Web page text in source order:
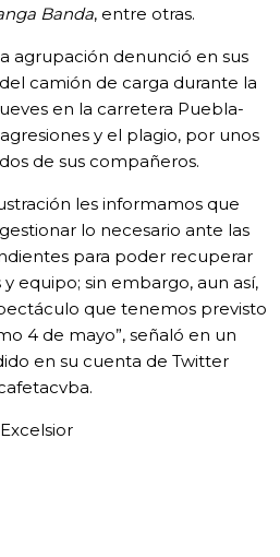
Banda, entre otras.
agrupación denunció en sus
camión de carga durante la
en la carretera Puebla-
y el plagio, por unos
de sus compañeros.
les informamos que
lo necesario ante las
para poder recuperar
equipo; sin embargo, aun así,
que tenemos previsto
4 de mayo”, señaló en un
en su cuenta de Twitter
Excelsior